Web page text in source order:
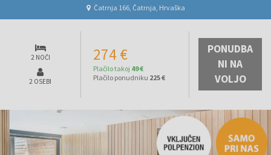
Čatrnja 166, Čatrnja, Hrvaška
2 NOČI
2 OSEBI
274 €
Plačilo takoj 49 €
Plačilo ponudniku 225 €
PONUDBA
NI NA
VOLJO